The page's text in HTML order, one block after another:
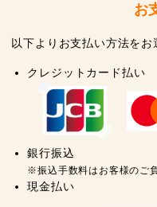
お
以下よりお支払い方法をお
クレジットカード払い
銀行振込
※振込手数料はお客様のご
現金払い